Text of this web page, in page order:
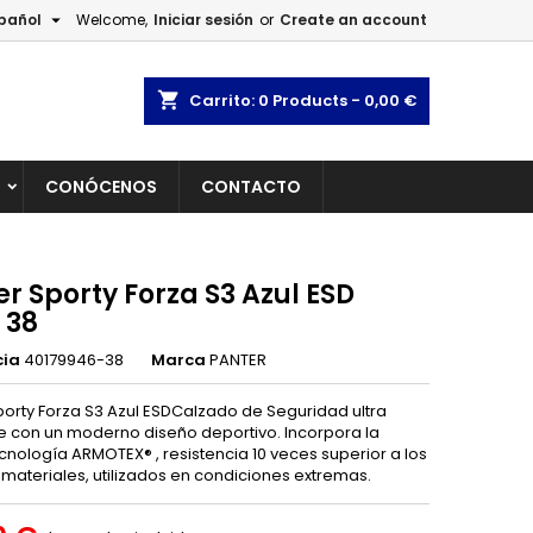
Welcome, Iniciar sesión or Create an account

shopping_cart Carrito: 0 Products - 0,00 €
CONÓCENOS CONTACTO
Sporty Forza S3 Azul ESD
40179946-38 Marca PANTER
Forza S3 Azul ESDCalzado de Seguridad ultra
con un moderno diseño deportivo. Incorpora la
ARMOTEX® , resistencia 10 veces superior a los
utilizados en condiciones extremas.